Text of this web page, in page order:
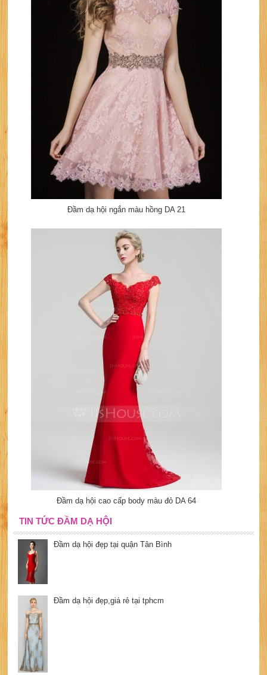
Đầm dạ hội ngắn màu hồng DA 21
Đầm dạ hội cao cấp body màu đỏ DA 64
TIN TỨC ĐẦM DẠ HỘI
Đầm dạ hội đẹp tại quận Tân Bình
Đầm dạ hội đẹp,giá rẻ tại tphcm